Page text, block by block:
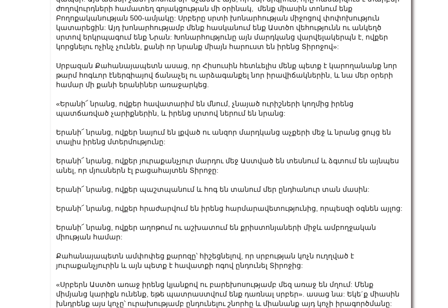
ժողովուրդների համատեղ գոյակցության մի օրինակ, մենք միասին տոնում ենք
Բողոքականության 500-ամյակը: Սրբերը սրտի խոնարհության միջոցով փոփոխություն
կատարեցին: Այդ խոնարհությամբ մենք հասկանում ենք Աստծո վեհությունն ու անկեղծ
սրտով երկրպագում ենք Նրան: Խոնարհությունը այն մարդկանց վարվելակերպն է, ովքեր
կորցնելու ոչինչ չունեն, քանի որ նրանք միայն հարուստ են իրենց Տիրոջով»:
Սրբազան Քահանայապետն ասաց, որ Հիսուսին հետևելիս մենք պետք է կարողանանք նոր
թարմ հոգևոր էներգիայով ճանաչել ու արձագանքել նոր իրավիճակներին, և նա մեր օրերի
համար մի քանի երանիներ առաջարկեց.
«Երանի՜ նրանց, ովքեր հավատարիմ են մնում, չնայած ուրիշների կողմից իրենց
պատճառված չարիքներին, և իրենց սրտով ներում են նրանց:
Երանի՜ նրանց, ովքեր նայում են լքված ու անզոր մարդկանց աչքերի մեջ և նրանց ցույց են
տալիս իրենց մտերմությունը:
Երանի՜ նրանց, ովքեր յուրաքանչյուր մարդու մեջ Աստված են տեսնում և ձգտում են այնպես
անել, որ մյուսներն էլ բացահայտեն Տիրոջը:
Երանի՜ նրանց, ովքեր պաշտպանում և հոգ են տանում մեր ընդհանուր տան մասին:
Երանի՜ նրանց, ովքեր հրաժարվում են իրենց հարմարավետությունից, որպեսզի օգնեն այլոց:
Երանի՜ նրանց, ովքեր աղոթում ու աշխատում են քրիստոնյաների միջև ամբողջական
միության համար:
Քահանայապետն ամփոփեց քարոզը՝ հիշեցնելով, որ սրբության կոչն ուղղված է
յուրաքանչյուրին և այն պետք է հավատքի ոգով ընդունել Տիրոջից:
«Սրբերն Աստծո առաջ իրենց կյանքով ու բարեխոսությամբ մեզ առաջ են մղում: Մենք
միմյանց կարիքն ունենք, եթե պատրաստվում ենք դառնալ սրբեր». ասաց նա: Եկե´ք միասին
խնդրենք այս կոչը՝ ուրախությամբ ընդունելու շնորհը և միանանք այդ կոչի իրագործմանը: